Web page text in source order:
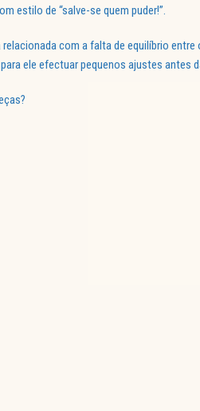
estilo de “salve-se quem puder!”.
com a falta de equilíbrio
ele efectuar pequenos ajustes antes